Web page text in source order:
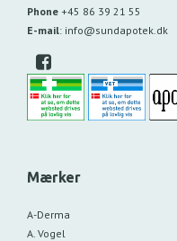
Phone +45 86 39 21 55
E-mail: info@sundapotek.dk
Mærker
A-Derma
A. Vogel